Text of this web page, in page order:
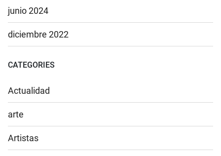
junio 2024
diciembre 2022
CATEGORIES
Actualidad
arte
Artistas